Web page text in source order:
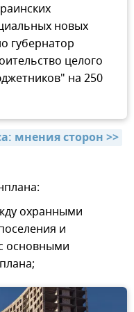
новых
губернатор
целого
на 250
мнения сторон >>
охранными
и
основными